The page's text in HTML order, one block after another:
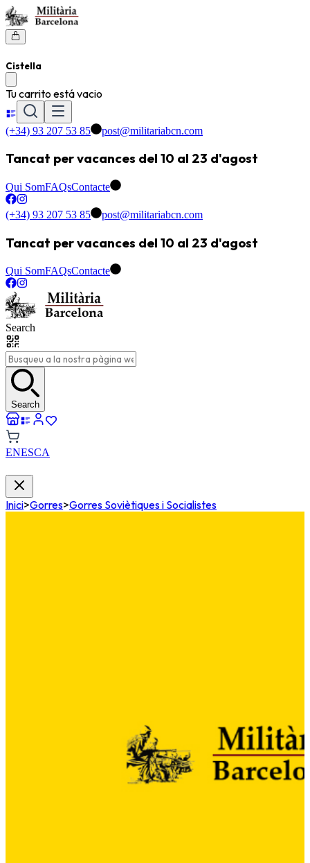
Cistella
Tu carrito está vacio
(+34) 93 207 53 85 post@militariabcn.com
Tancat per vacances del 10 al 23 d'agost
Qui SomFAQsContacte
(+34) 93 207 53 85 post@militariabcn.com
Tancat per vacances del 10 al 23 d'agost
Qui SomFAQsContacte
Search
Search
ENESCA
Inici>Gorres>Gorres Soviètiques i Socialistes